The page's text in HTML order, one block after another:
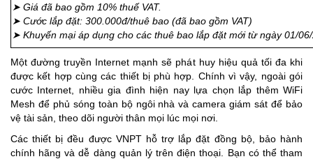
➤ Giá đã bao gồm 10% thuế VAT.
➤ Cước lắp đặt: 300.000đ/thuê bao (đã bao gồm VAT)
➤ Khuyến mại áp dụng cho các thuê bao lắp đặt mới từ ngày 01/
Một đường truyền Internet mạnh sẽ phát huy hiệu quả tối đa khi
được kết hợp cùng các thiết bị phù hợp. Chính vì vậy, ngoài gói
cước Internet, nhiều gia đình hiện nay lựa chọn lắp thêm WiFi
Mesh để phủ sóng toàn bộ ngôi nhà và camera giám sát để bảo
vệ tài sản, theo dõi người thân mọi lúc mọi nơi.
Các thiết bị đều được VNPT hỗ trợ lắp đặt đồng bộ, bảo hành
chính hãng và dễ dàng quản lý trên điện thoại. Bạn có thể tham